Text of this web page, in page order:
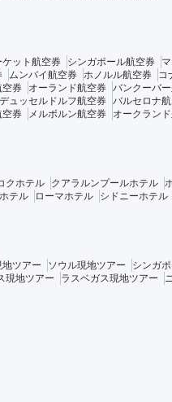
ケット航空券 シンガポール航空券
ムンバイ航空券 ホノルル航空券
コ
空券 オーランド航空券 バンクーバ
デュッセルドルフ航空券 バルセロナ
空券 メルボルン航空券 オークラン
クホテル クアラルンプールホテル
テル ローマホテル シドニーホテル
地ツアー ソウル現地ツアー
シンガ
現地ツアー ラスベガス現地ツアー